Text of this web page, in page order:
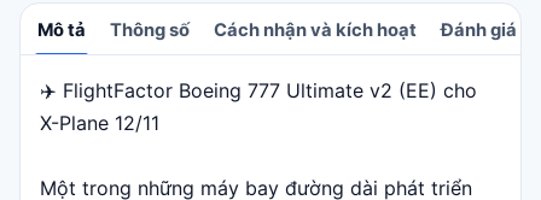
Mô tả Thông số Cách nhận và kích hoạt Đánh giá
Mô tả
✈️ FlightFactor Boeing 777 Ultimate v2 (EE) cho
X-Plane 12/11
Một trong những máy bay đường dài phát triển